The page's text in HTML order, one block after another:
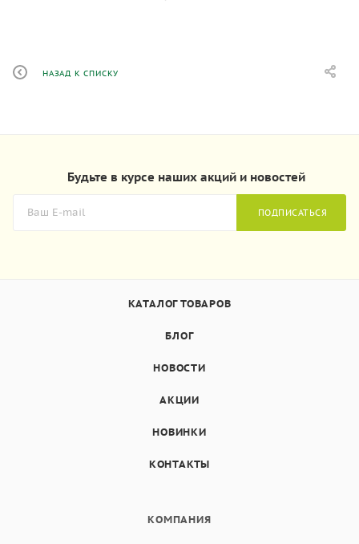
НАЗАД К СПИСКУ
Будьте в курсе наших акций и новостей
ПОДПИСАТЬСЯ
КАТАЛОГ ТОВАРОВ
БЛОГ
НОВОСТИ
АКЦИИ
НОВИНКИ
КОНТАКТЫ
КОМПАНИЯ